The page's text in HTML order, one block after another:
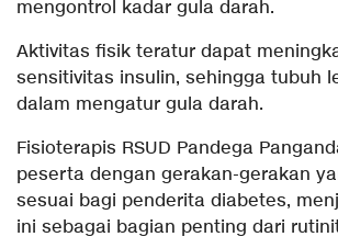
mengontrol kadar gula darah.
Aktivitas fisik teratur dapat
sensitivitas insulin, sehingga tubuh
dalam mengatur gula darah.
Fisioterapis RSUD Pandega
peserta dengan gerakan-gerakan
sesuai bagi penderita diabetes,
ini sebagai bagian penting dari